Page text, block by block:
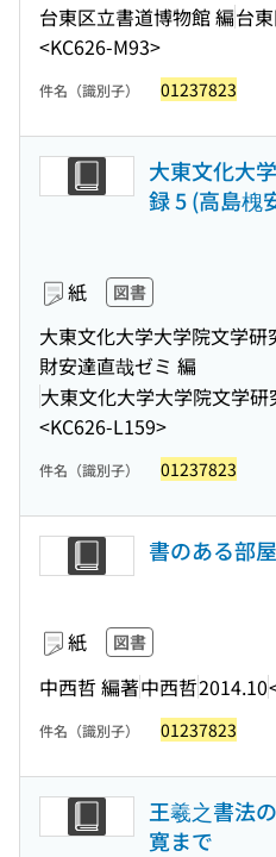
台東区立書道博物館 編台
<KC626-M93>
件名（識別子） 01237823
大東文化大
録 5 (高島槐
紙 図書
大東文化大学大学院文学
財安達直哉ゼミ 編
大東文化大学大学院文学
<KC626-L159>
件名（識別子） 01237823
書のある部
紙 図書
中西哲 編著中西哲2014.10
件名（識別子） 01237823
王羲之書法
寛まで